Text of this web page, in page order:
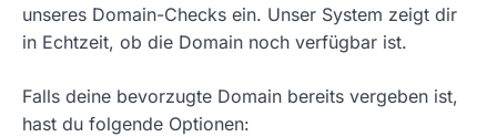
unseres Domain-Checks ein. Unser System zeigt dir
in Echtzeit, ob die Domain noch verfügbar ist.
Falls deine bevorzugte Domain bereits vergeben ist,
hast du folgende Optionen: